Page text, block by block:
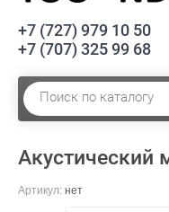
+7 (727) 979 10 50
+7 (707) 325 99 68
Акустический
Артикул: нет